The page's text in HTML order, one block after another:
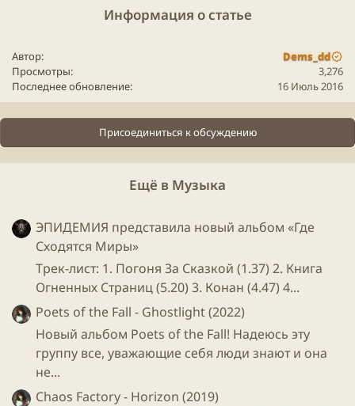
рекомендуем каждому, кто хочет полностью
Для просмотра этого контента нам потребуется ваше
странице файлов cookie
Принимать сторонние файлы Cookie
Мы сделали SUNBURST потому,
что нам есть, что
сказать. Это песни о том, что мы
видим вокруг, что
вызывает в нас яркие эмоции и
наполняет
Нажмите для раскрытия...
Информация о статье
Автор
Dems_dd
Просмотры
3,276
Последнее обновление
16 Июль 2016
Присоединиться к обсуждению
Ещё в Музыка
ЭПИДЕМИЯ представила новый альбом «Где
Сходятся Миры»
Трек-лист: 1. Погоня За Сказкой (1.37) 2. Книга
Огненных Страниц (5.20) 3. Конан (4.47) 4...
Poets of the Fall - Ghostlight (2022)
Новый альбом Poets of the Fall! Надеюсь эту
группу все, уважающие себя люди знают и она
не...
Chaos Factory - Horizon (2019)